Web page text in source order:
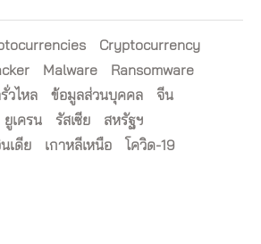
Cryptocurrency
Malware
Ransomware
วไหล ข้อมูลส่วนบุคคล
จีน
ยูเครน รัสเซีย
สหรัฐฯ
เดีย เกาหลีเหนือ โควิด-19